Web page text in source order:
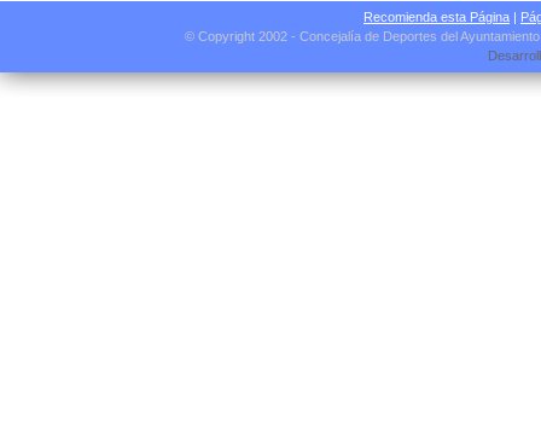
Recomienda esta Página |
© Copyright 2002 - Concejalía de Deportes del